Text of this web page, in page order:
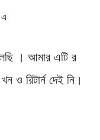
। আমার এটি র
রিটার্ন দেই নি।